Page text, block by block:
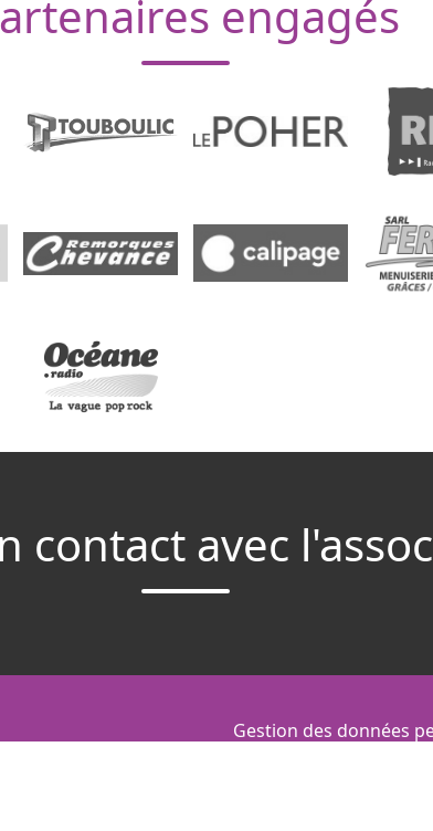
cookies
engagés
contact avec
Gestion des données